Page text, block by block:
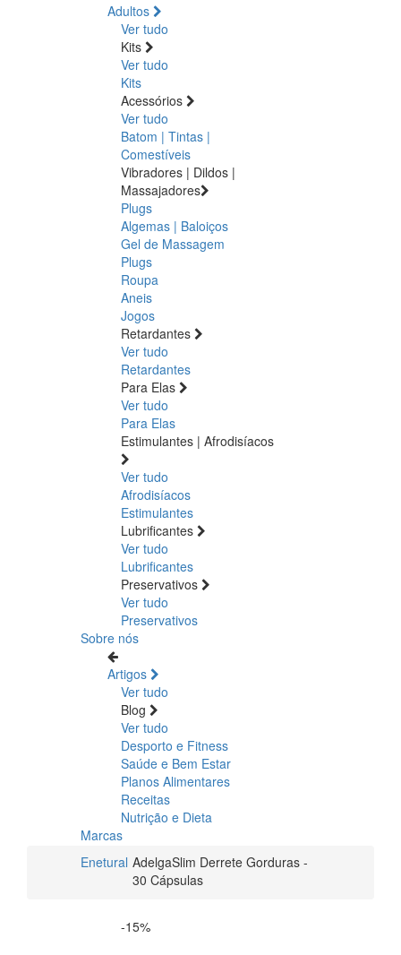
Adultos
Ver tudo
Kits
Ver tudo
Kits
Acessórios
Ver tudo
Batom | Tintas |
Comestíveis
Vibradores | Dildos |
Massajadores
Plugs
Algemas | Baloiços
Gel de Massagem
Plugs
Roupa
Aneis
Jogos
Retardantes
Ver tudo
Retardantes
Para Elas
Ver tudo
Para Elas
Estimulantes | Afrodisíacos
Ver tudo
Afrodisíacos
Estimulantes
Lubrificantes
Ver tudo
Lubrificantes
Preservativos
Ver tudo
Preservativos
Sobre nós
Artigos
Ver tudo
Blog
Ver tudo
Desporto e Fitness
Saúde e Bem Estar
Planos Alimentares
Receitas
Nutrição e Dieta
Marcas
Enetural AdelgaSlim Derrete Gorduras -
30 Cápsulas
-15%